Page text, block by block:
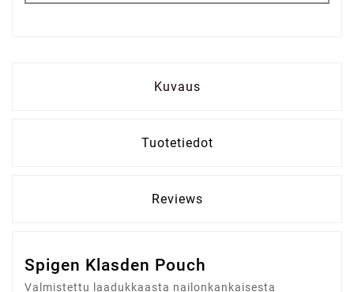
Kuvaus
Tuotetiedot
Reviews
Spigen Klasden Pouch
Valmistettu laadukkaasta nailonkankaisesta